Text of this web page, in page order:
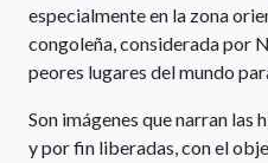
especialmente en la zona
congoleña, considerada por
peores lugares del mundo
Son imágenes que narran las
y por fin liberadas, con el